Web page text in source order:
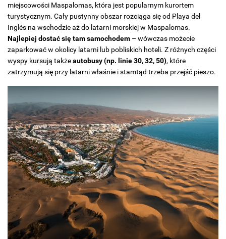
miejscowości Maspalomas, która jest popularnym kurortem
turystycznym. Cały pustynny obszar rozciąga się od Playa del
Inglés na wschodzie aż do latarni morskiej w Maspalomas.
Najlepiej dostać się tam samochodem – wówczas możecie
zaparkować w okolicy latarni lub pobliskich hoteli. Z różnych części
wyspy kursują takżeautobusy (np. linie 30, 32, 50), które
zatrzymują się przy latarni właśnie i stamtąd trzeba przejść pieszo.